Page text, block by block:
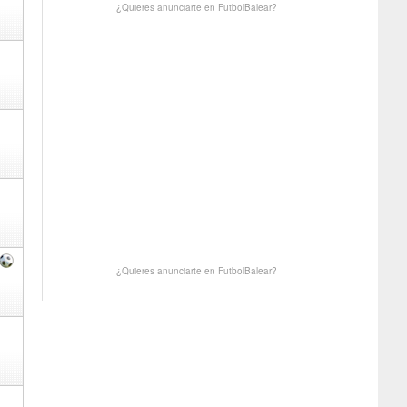
¿Quieres anunciarte en FutbolBalear?
¿Quieres anunciarte en FutbolBalear?